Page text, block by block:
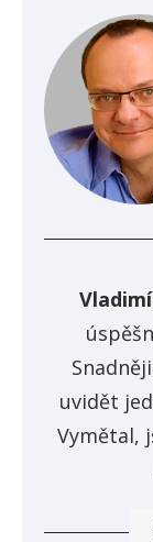
uvidět
Vymětal,